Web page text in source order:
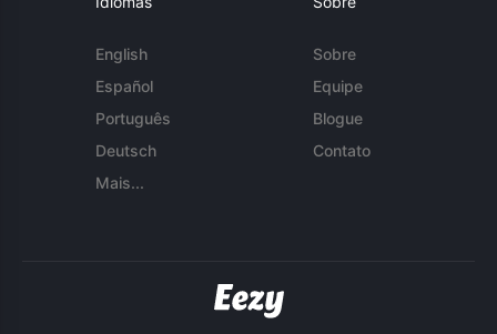
English
Español
Português
Deutsch
Mais...
Sobre
Equipe
Blogue
Contato